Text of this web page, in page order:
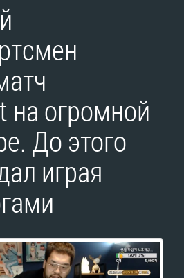
на огромной
До этого
играя